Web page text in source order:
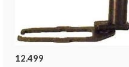
12.499